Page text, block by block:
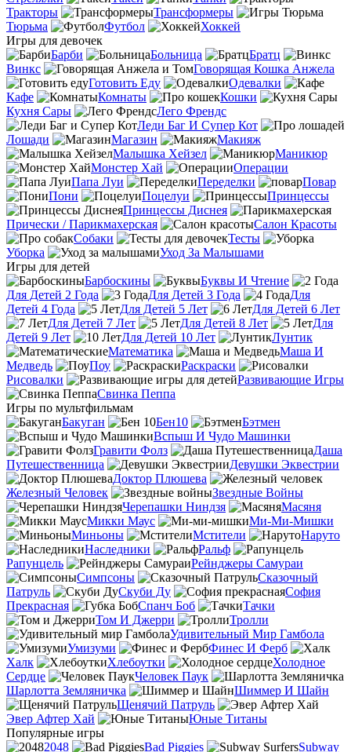
Тракторы
Трансформеры
Тюрьма
Футбол
Хоккей
Игры для девочек
Барби
Больница
Братц
Винкс
Говорящая Кошка Анжела
Готовить Еду
Одевалки
Кафе
Комнаты
Кошки
Кухня Сары
Лего Френдс
Леди Баг И Супер Кот
Лошади
Магазин
Макияж
Малышка Хейзел
Маникюр
Монстер Хай
Операции
Папа Луи
Переделки
Повар
Пони
Поцелуи
Принцессы
Принцессы Диснея
Прически / Парикмахерская
Салон Красоты
Собаки
Тесты
Уборка
Уход За Малышами
Игры для детей
Барбоскины
Буквы И Чтение
Для Детей 2 Года
Для Детей 3 Года
Для
Детей 4 Года
Для Детей 5 Лет
Для Детей 6 Лет
Для Детей 7 Лет
Для Детей 8 Лет
Для
Детей 9 Лет
Для Детей 10 Лет
Лунтик
Математика
Маша И
Медведь
Поу
Раскраски
Рисовалки
Развивающие Игры
Свинка Пеппа
Игры по мультфильмам
Бакуган
Бен10
Бэтмен
Вспыш И Чудо Машинки
Гравити Фолз
Даша
Путешественница
Девушки Эквестрии
Доктор Плюшева
Железный Человек
Звездные Войны
Черепашки Ниндзя
Масяня
Микки Маус
Ми-Ми-Мишки
Миньоны
Мстители
Наруто
Наследники
Ральф
Рапунцель
Рейнджеры Самураи
Симпсоны
Сказочный
Патруль
Скуби Ду
София
Прекрасная
Спанч Боб
Тачки
Том И Джерри
Тролли
Удивительный Мир Гамбола
Умизуми
Финес И Ферб
Халк
Хлебоутки
Холодное
Сердце
Человек Паук
Шарлотта Земляничка
Шиммер И Шайн
Щенячий Патруль
Эвер Афтер Хай
Юные Титаны
Популярные игры
2048
Bad Piggies
Subway